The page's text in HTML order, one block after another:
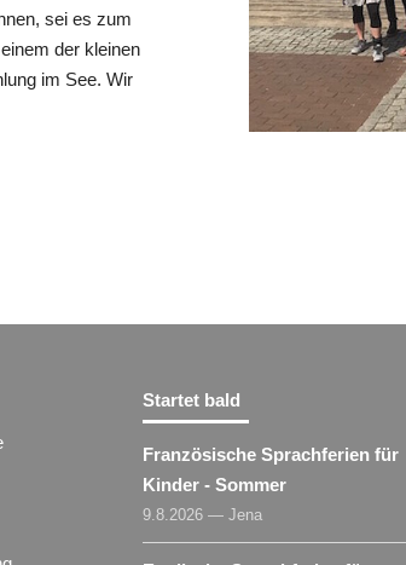
sei es zum
der kleinen
im See. Wir
Startet bald
Französische Sprachferien für
Kinder - Sommer
9.8.2026 — Jena